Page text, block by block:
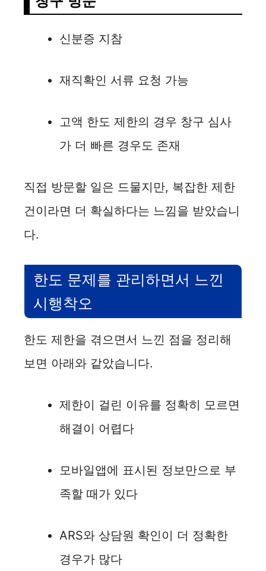
신분증 지참
재직확인 서류 요청 가능
고액 한도 제한의 경우 창구 심사
가 더 빠른 경우도 존재
직접 방문할 일은 드물지만, 복잡한 제한
건이라면 더 확실하다는 느낌을 받았습니
다.
한도 문제를 관리하면서 느낀
시행착오
한도 제한을 겪으면서 느낀 점을 정리해
보면 아래와 같았습니다.
제한이 걸린 이유를 정확히 모르면
해결이 어렵다
모바일앱에 표시된 정보만으로 부
족할 때가 있다
ARS와 상담원 확인이 더 정확한
경우가 많다